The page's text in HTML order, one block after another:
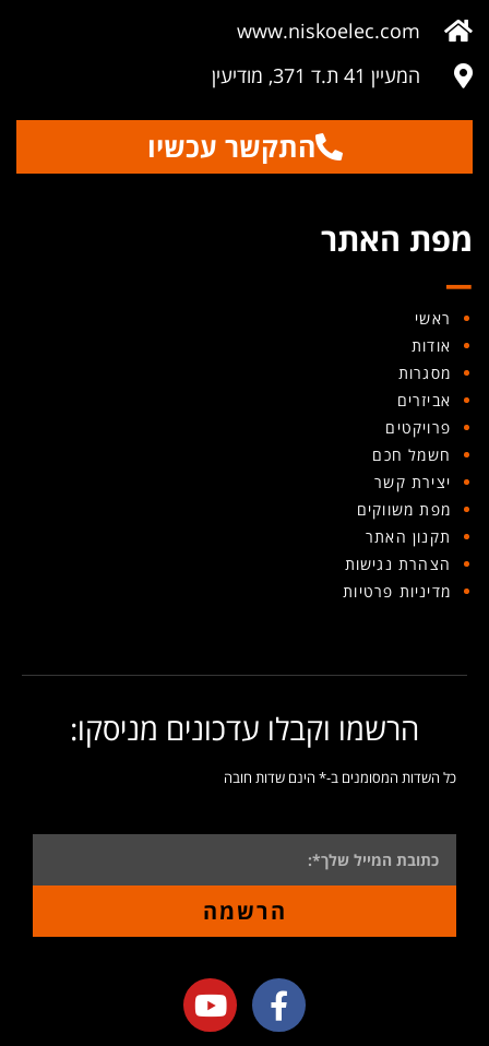
מפת האתר
_
ראשי
אודות
מסגרות
אביזרים
פרויקטים
חשמל חכם
יצירת קשר
מפת משווקים
תקנון האתר
הצהרת נגישות
מדיניות פרטיות
www.niskoelec.com
המעיין 41 ת.ד 371, מודיעין
התקשר עכשיו
הרשמו וקבלו עדכונים מניסקו:
כל השדות המסומנים ב-* הינם שדות חובה
הרשמה